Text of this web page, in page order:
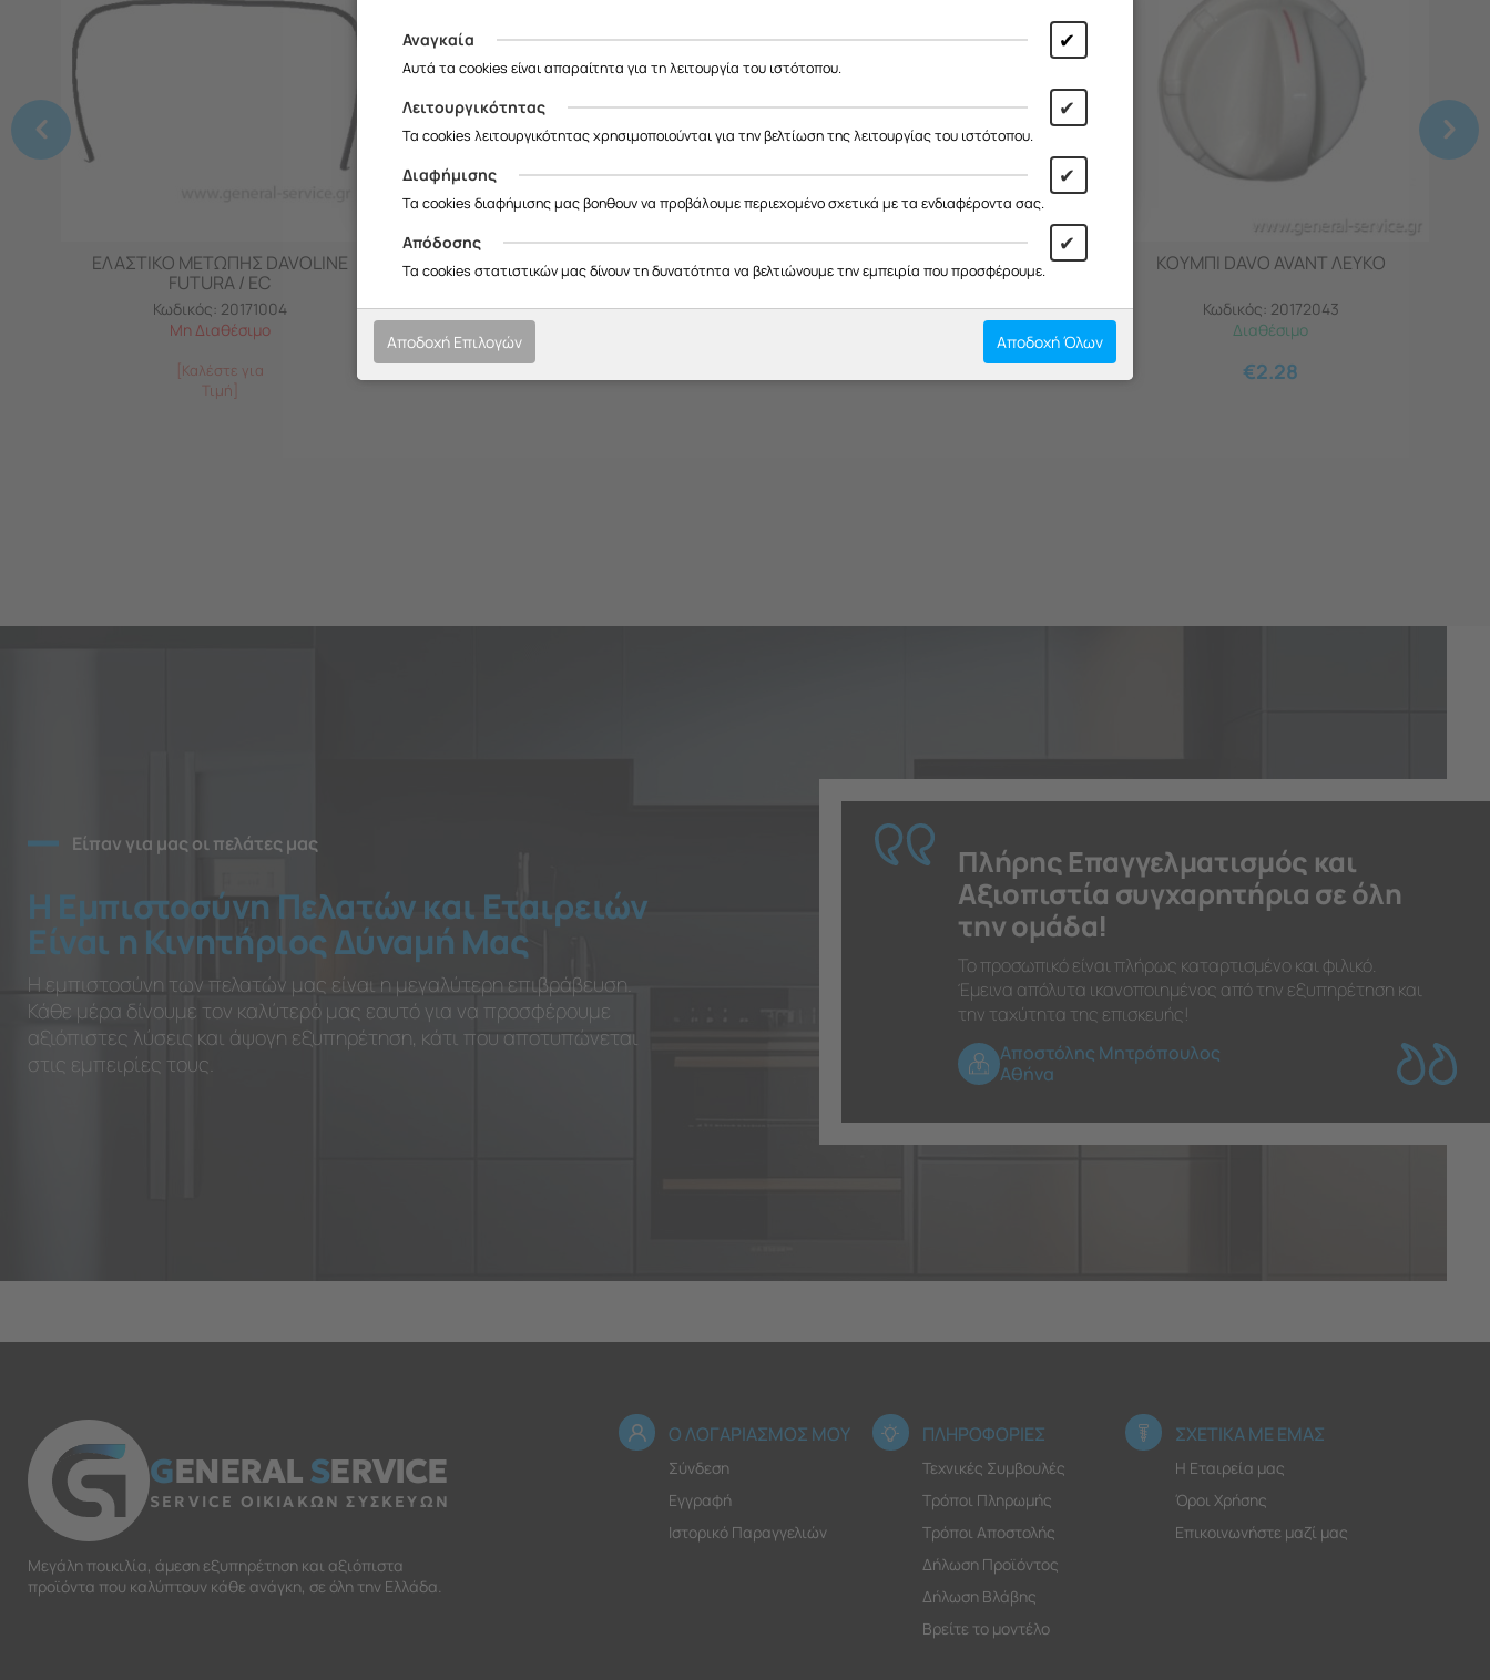
ΕΛΑΣΤΙΚΟ ΜΕΤΩΠΗΣ DAVOLINE
FUTURA / EC
Κωδικός: 20171004
Μη Διαθέσιμο
[Καλέστε για
Τιμή]
ΛΑΒΗ ΦΟΥΡΝAKI DAVO FUTURA
1503 ΛΕΥΚΗ (Σ)
Κωδικός:20172036
Μη Διαθέσιμο
ΠΟΔΑΡΑΚΙ ΟΡΙΖ ΦΟΥΡΝAKI DAVO
4503 ΛΕΥΚΟ
Κωδικός:20172037
ΚΟΥΜΠΙ DAVO AVANT ΛΕΥΚΟ
Κωδικός: 20172043
Διαθέσιμο
€2.28
Είπαν για μας οι πελάτες μας
Η Εμπιστοσύνη Πελατών και Εταιρειών
Είναι η Κινητήριος Δύναμή Μας
Η εμπιστοσύνη των πελατών μας είναι η μεγαλύτερη επιβράβευση.
Κάθε μέρα δίνουμε τον καλύτερό μας εαυτό για να προσφέρουμε
αξιόπιστες λύσεις και άψογη εξυπηρέτηση, κάτι που αποτυπώνεται
στις εμπειρίες τους.
Πλήρης Επαγγελματισμός και
Αξιοπιστία συγχαρητήρια σε όλη
την ομάδα!
Το προσωπικό είναι πλήρως καταρτισμένο και φιλικό.
Έμεινα απόλυτα ικανοποιημένος από την εξυπηρέτηση και
την ταχύτητα της επισκευής!
Αποστόλης Μητρόπουλος
Αθήνα
GENERALSERVICE
SERVICE ΟΙΚΙΑΚΩΝ ΣΥΣΚΕΥΩΝ
Μεγάλη ποικιλία, άμεση εξυπηρέτηση και αξιόπιστα
προϊόντα που καλύπτουν κάθε ανάγκη, σε όλη την Ελλάδα.
Ο ΛΟΓΑΡΙΑΣΜΟΣ ΜΟΥ
Σύνδεση
Εγγραφή
Ιστορικό Παραγγελιών
ΠΛΗΡΟΦΟΡΙΕΣ
Τεχνικές Συμβουλές
Τρόποι Πληρωμής
Τρόποι Αποστολής
Δήλωση Προϊόντος
Δήλωση Βλάβης
Βρείτε το μοντέλο
ΣΧΕΤΙΚΑ ΜΕ ΕΜΑΣ
Η Εταιρεία μας
Όροι Χρήσης
Επικοινωνήστε μαζί μας
Αναγκαία ✔
Αυτά τα cookies είναι απαραίτητα για τη λειτουργία του ιστότοπου.
Λειτουργικότητας ✔
Τα cookies λειτουργικότητας χρησιμοποιούνται για την βελτίωση της λειτουργίας του ιστότοπου.
Διαφήμισης ✔
Τα cookies διαφήμισης μας βοηθουν να προβάλουμε περιεχομένο σχετικά με τα ενδιαφέροντα σας.
Απόδοσης ✔
Τα cookies στατιστικών μας δίνουν τη δυνατότητα να βελτιώνουμε την εμπειρία που προσφέρουμε.
Αποδοχή Επιλογών Αποδοχή Όλων
Θα θέλαμε να σας ενημερώσουμε ότι η επιχείρησή μας θα παραμείνει κλειστή από13/08
έως και 18/08, λόγω καλοκαιρινών διακοπών.
Θα είμαστε ξανά κοντά σας από19/08.
Σας ευχαριστούμε για την κατανόηση και σας ευχόμαστε καλό καλοκαίρι!